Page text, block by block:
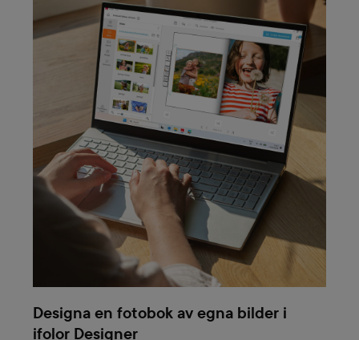
Designa en fotobok av egna bilder i
ifolor Designer